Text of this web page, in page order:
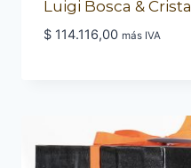
Luigi Bosca & Cristal
$114.116,00 más IVA